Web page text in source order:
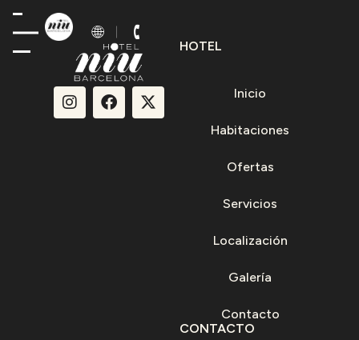
HOTEL
Inicio
Habitaciones
Ofertas
Servicios
Localización
Galería
Contacto
CONTACTO